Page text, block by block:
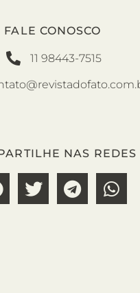
FALE CONOSCO
11 98443-7515
NAS REDES